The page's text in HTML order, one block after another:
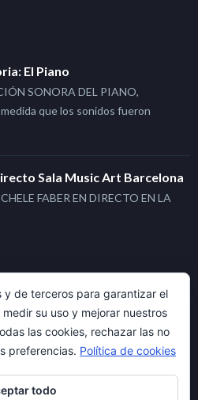
El Piano
SONORA DEL PIANO,
que los sonidos fueron
Sala Music Art Barcelona
FABER EN DIRECTO EN LA
y de terceros para garantizar el
su uso y mejorar nuestros
las cookies, rechazar las no
preferencias. Política de cookies
todo